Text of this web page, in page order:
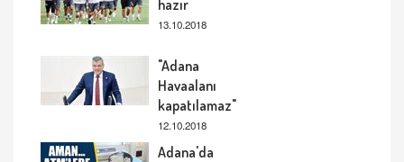
hazır
13.10.2018
"Adana
Havaalanı
kapatılamaz"
12.10.2018
Adana'da